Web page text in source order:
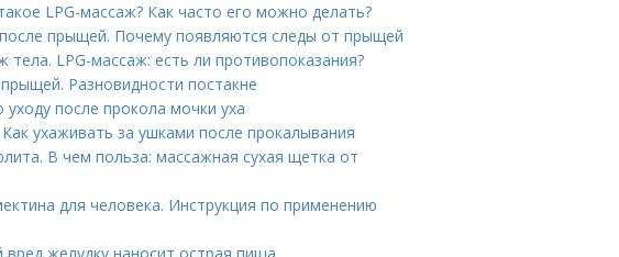
LPG-массаж? Как часто его можно делать?
прыщей. Почему появляются следы от прыщей
LPG-массаж: есть ли противопоказания?
Разновидности постакне
после прокола мочки уха
ухаживать за ушками после прокалывания
В чем польза: массажная сухая щетка от
для человека. Инструкция по применению